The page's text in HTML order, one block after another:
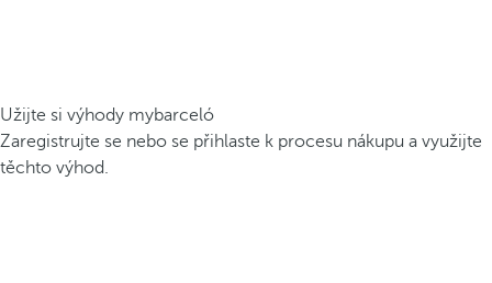
Užijte si výhody mybarceló
Zaregistrujte se nebo se přihlaste k procesu nákupu a využijte
těchto výhod.